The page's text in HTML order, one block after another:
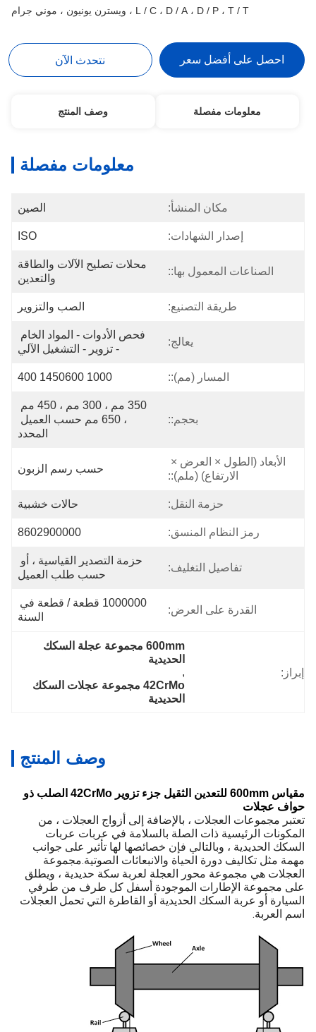
L / C ، D / A ، D / P ، T / T ، ويسترن يونيون ، موني جرام
احصل على أفضل سعر نتحدث الآن
معلومات مفصلة وصف المنتج
معلومات مفصلة
مكان المنشأ: الصين
إصدار الشهادات: ISO
الصناعات المعمول بها::
والتعدين
طريقة التصنيع: الصب والتزوير
يعالج:
- تزوير - التشغيل الآلي
المسار (مم):: 1000 1450600 400
بحجم::
المحدد
الأبعاد (الطول × العرض ×
الارتفاع) (ملم)::
حسب رسم الزبون
حزمة النقل: حالات خشبية
رمز النظام المنسق: 8602900000
تفاصيل التغليف:
حسب طلب العميل
القدرة على العرض:
السنة
إبراز:
الحديدية
,
الحديدية
وصف المنتج
مقياس 600mm للتعدين الثقيل جزء تزوير 42CrMo الصلب ذو
حواف عجلات
تعتبر مجموعات العجلات ، بالإضافة إلى أزواج العجلات ، من
المكونات الرئيسية ذات الصلة بالسلامة في عربات عربات
السكك الحديدية ، وبالتالي فإن خصائصها لها تأثير على جوانب
مهمة مثل تكاليف دورة الحياة والانبعاثات الصوتية.مجموعة
العجلات هي مجموعة محور العجلة لعربة سكة حديدية ، ويطلق
على مجموعة الإطارات الموجودة أسفل كل طرف من طرفي
السيارة أو عربة السكك الحديدية أو القاطرة التي تحمل العجلات
اسم العربة.